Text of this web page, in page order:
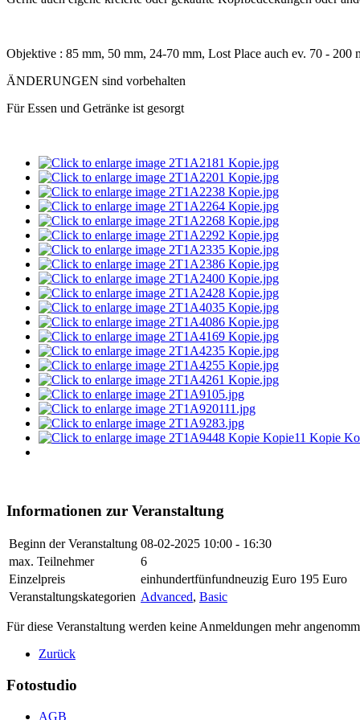
Objektive : 85 mm, 50 mm, 24-70 mm, Lost Place auch ev. 70 - 200
ÄNDERUNGEN sind vorbehalten
Für Essen und Getränke ist gesorgt
Informationen zur Veranstaltung
Beginn der Veranstaltung 08-02-2025 10:00 - 16:30
max. Teilnehmer
6
Einzelpreis
einhundertfünfundneuzig Euro 195 Euro
Veranstaltungskategorien Advanced, Basic
Für diese Veranstaltung werden keine Anmeldungen mehr
Zurück
Fotostudio
AGB